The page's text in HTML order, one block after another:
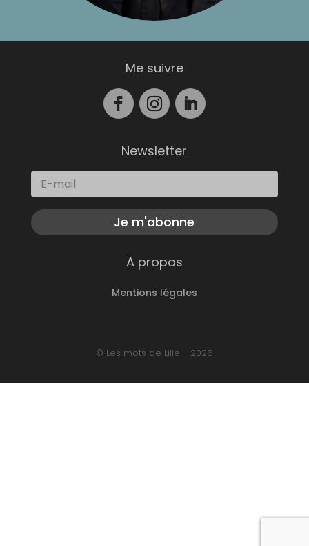
Me suivre
Newsletter
Je m'abonne
A propos
Mentions légales
© Les mots de Lilie - 2026